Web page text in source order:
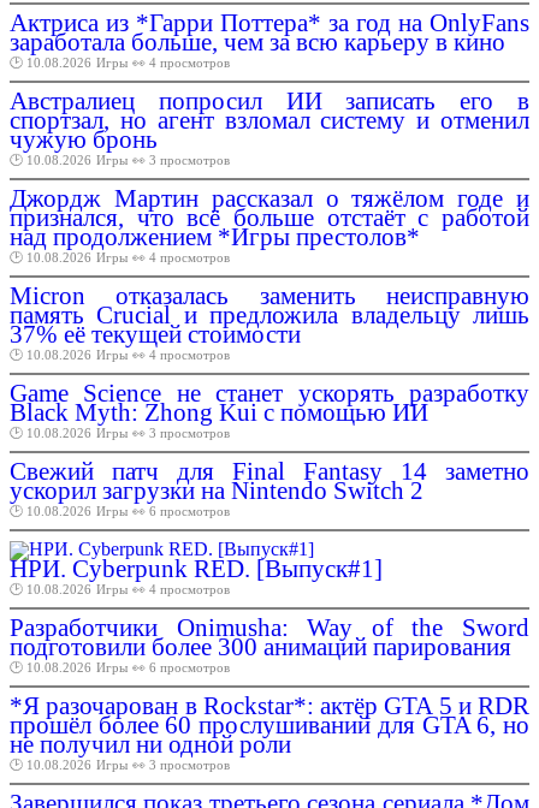
Актриса из *Гарри Поттера* за год на OnlyFans
заработала больше, чем за всю карьеру в кино
🕑 10.08.2026 Игры 👀 4 просмотров
Австралиец попросил ИИ записать его в
спортзал, но агент взломал систему и отменил
чужую бронь
🕑 10.08.2026 Игры 👀 3 просмотров
Джордж Мартин рассказал о тяжёлом годе и
признался, что всё больше отстаёт с работой
над продолжением *Игры престолов*
🕑 10.08.2026 Игры 👀 4 просмотров
Micron отказалась заменить неисправную
память Crucial и предложила владельцу лишь
37% её текущей стоимости
🕑 10.08.2026 Игры 👀 4 просмотров
Game Science не станет ускорять разработку
Black Myth: Zhong Kui с помощью ИИ
🕑 10.08.2026 Игры 👀 3 просмотров
Свежий патч для Final Fantasy 14 заметно
ускорил загрузки на Nintendo Switch 2
🕑 10.08.2026 Игры 👀 6 просмотров
НРИ. Cyberpunk RED. [Выпуск#1]
🕑 10.08.2026 Игры 👀 4 просмотров
Разработчики Onimusha: Way of the Sword
подготовили более 300 анимаций парирования
🕑 10.08.2026 Игры 👀 6 просмотров
*Я разочарован в Rockstar*: актёр GTA 5 и RDR
прошёл более 60 прослушиваний для GTA 6, но
не получил ни одной роли
🕑 10.08.2026 Игры 👀 3 просмотров